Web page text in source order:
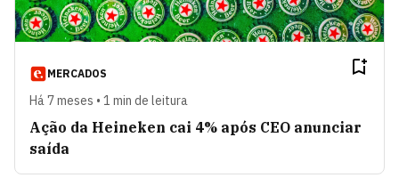
MERCADOS
Há 7 meses • 1 min de leitura
Ação da Heineken cai 4% após CEO anunciar
saída